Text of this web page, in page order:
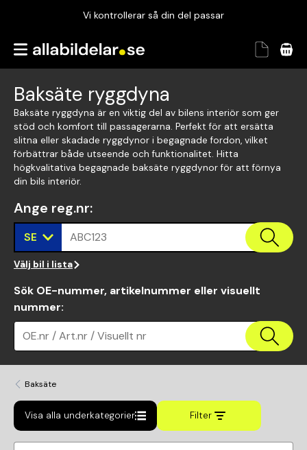
Vi kontrollerar så din del passar
Garanterad passform
Vi kontrollerar så din del passar
Baksäte ryggdyna
Baksäte ryggdyna är en viktig del av bilens interiör som ger
stöd och komfort till passagerarna. Perfekt för att ersätta
slitna eller skadade ryggdynor i begagnade fordon, vilket
förbättrar både utseende och funktionalitet. Hitta
högkvalitativa begagnade baksäte ryggdynor för att förnya
din bils interiör.
Ange reg.nr:
SE ABC123
Välj bil i lista
Sök OE-nummer, artikelnummer eller visuellt
nummer:
OE.nr / Art.nr / Visuellt nr
Baksäte
Visa alla underkategorier Filter